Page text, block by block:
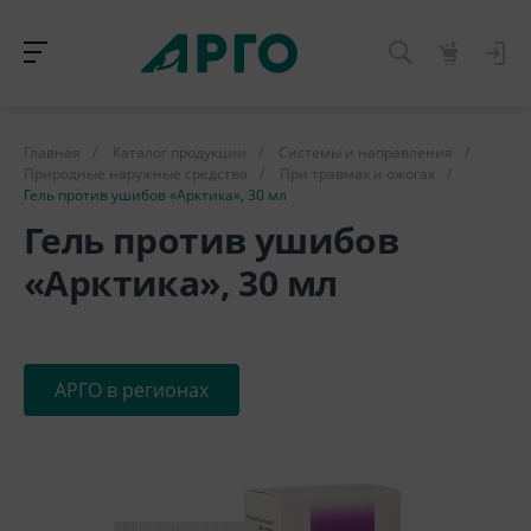
Главная / Каталог продукции / Системы и направления
/
Природные наружные средства
/ При травмах и ожогах
/
Гель против ушибов «Арктика», 30 мл
Гель против ушибов
«Арктика», 30 мл
АРГО в регионах